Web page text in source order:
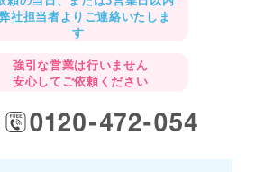
社担当者よりご連絡いたしま
す
強引な営業は行いません
安心してご依頼ください